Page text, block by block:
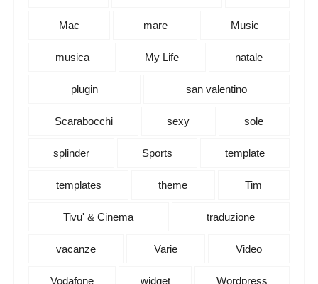
Mac mare Music
musica My Life natale
plugin san valentino
Scarabocchi sexy sole
splinder Sports template
templates theme Tim
Tivu' & Cinema traduzione
vacanze Varie Video
Vodafone widget Wordpress